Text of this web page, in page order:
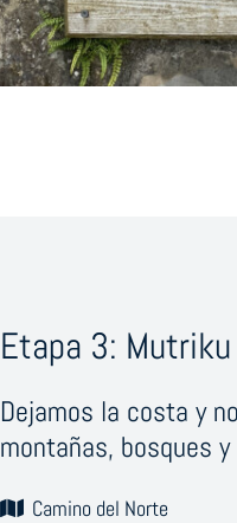
Etapa 3:
Dejamos la costa y
montañas, bosques
Camino del Norte